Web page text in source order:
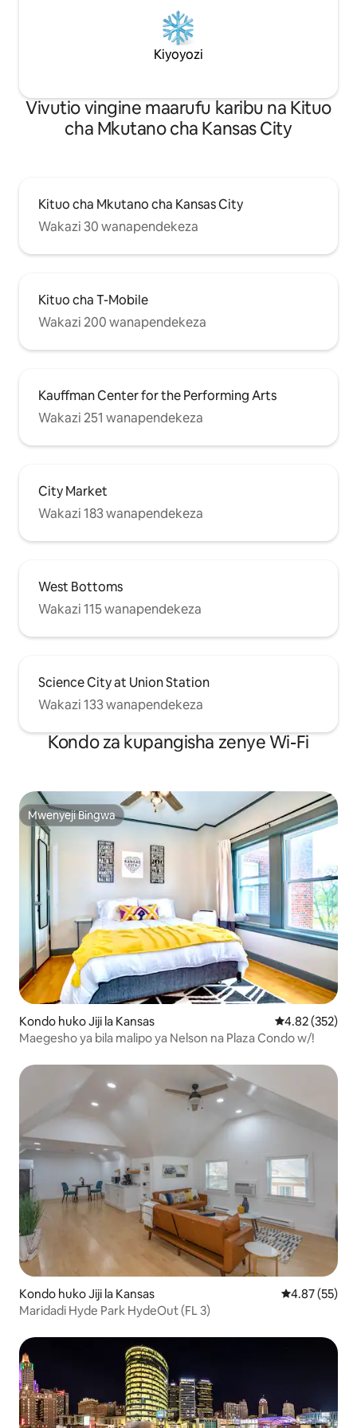
Kiyoyozi
Vivutio vingine maarufu karibu na Kituo
cha Mkutano cha Kansas City
Kituo cha Mkutano cha Kansas City
Wakazi 30 wanapendekeza
Kituo cha T-Mobile
Wakazi 200 wanapendekeza
Kauffman Center for the Performing Arts
Wakazi 251 wanapendekeza
City Market
Wakazi 183 wanapendekeza
West Bottoms
Wakazi 115 wanapendekeza
Science City at Union Station
Wakazi 133 wanapendekeza
Kondo za kupangisha zenye Wi-Fi
Mwenyeji Bingwa
Mwenyeji Bingwa
Kondo huko Jiji la Kansas Ukadiriaji wa
4.82 (352)
Maegesho ya bila malipo ya Nelson na Plaza Condo w/!
Kondo huko Jiji la Kansas Ukadiriaji wa
4.87 (55)
Maridadi Hyde Park HydeOut (FL 3)